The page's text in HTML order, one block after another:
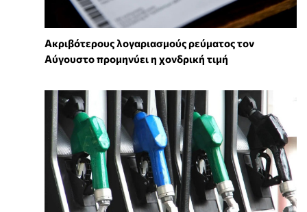
Ακριβότερους λογαριασμούς ρεύματος τον
Αύγουστο προμηνύει η χονδρική τιμή